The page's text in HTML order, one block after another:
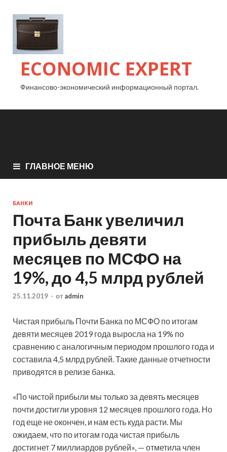
ECONOMIC EXPERT
Финансово-экономический информационный портал.
ГЛАВНОЕ МЕНЮ
БАНКИ
Почта Банк увеличил
прибыль девяти
месяцев по МСФО на
19%, до 4,5 млрд рублей
25.11.2019 - от admin
Чистая прибыль Почти Банка по МСФО по итогам
девяти месяцев 2019 года выросла на 19% по
сравнению с аналогичным периодом прошлого года и
составила 4,5 млрд рублей. Такие данные отчетности
приводятся в релизе банка.
«По чистой прибыли мы только за девять месяцев
почти достигли уровня 12 месяцев прошлого года. Но
год еще не окончен, и нам есть куда расти. Мы
ожидаем, что по итогам года чистая прибыль
достигнет 7 миллиардов рублей», — отметила член